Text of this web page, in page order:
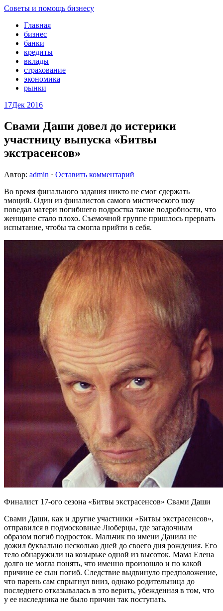
Советы и помощь бизнесу
Главная
бизнес
банки
кредиты
вклады
страхование
экономика
рынки
17Дек 2016
Свами Даши довел до истерики
участницу выпуска «Битвы
экстрасенсов»
Автор: admin ⋅ Оставить комментарий
Во время финального задания никто не смог сдержать
эмоций. Один из финалистов самого мистического шоу
поведал матери погибшего подростка такие подробности, что
женщине стало плохо. Съемочной группе пришлось прервать
испытание, чтобы та смогла прийти в себя.
Финалист 17-ого сезона «Битвы экстрасенсов» Свами Даши
Свами Даши, как и другие участники «Битвы экстрасенсов»,
отправился в подмосковные Люберцы, где загадочным
образом погиб подросток. Мальчик по имени Данила не
дожил буквально несколько дней до своего дня рождения. Его
тело обнаружили на козырьке одной из высоток. Мама Елена
долго не могла понять, что именно произошло и по какой
причине ее сын погиб. Следствие выдвинуло предположение,
что парень сам спрыгнул вниз, однако родительница до
последнего отказывалась в это верить, убежденная в том, что
у ее наследника не было причин так поступать.